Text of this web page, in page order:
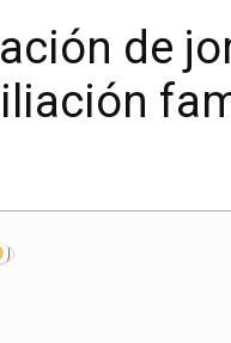
de